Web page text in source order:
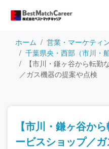
ホーム
営業・マーケティ
千葉県央・西部（市川・
【市川・鎌ヶ谷から転
／ガス機器の提案や点検
【市川・鎌ヶ谷か
ービスショップ／